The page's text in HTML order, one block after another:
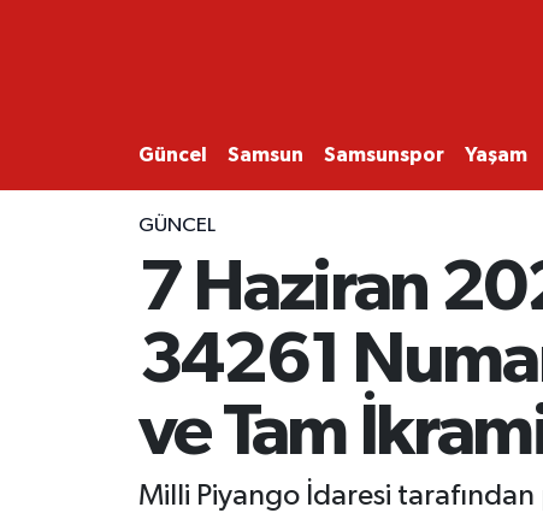
Güncel Samsun Samsunspor Yaşam
GÜNCEL
7 Haziran
34261
ve Tam
Milli Piyango İdaresi
SAMSUN
SAMSUNSPOR
EKONOMİ